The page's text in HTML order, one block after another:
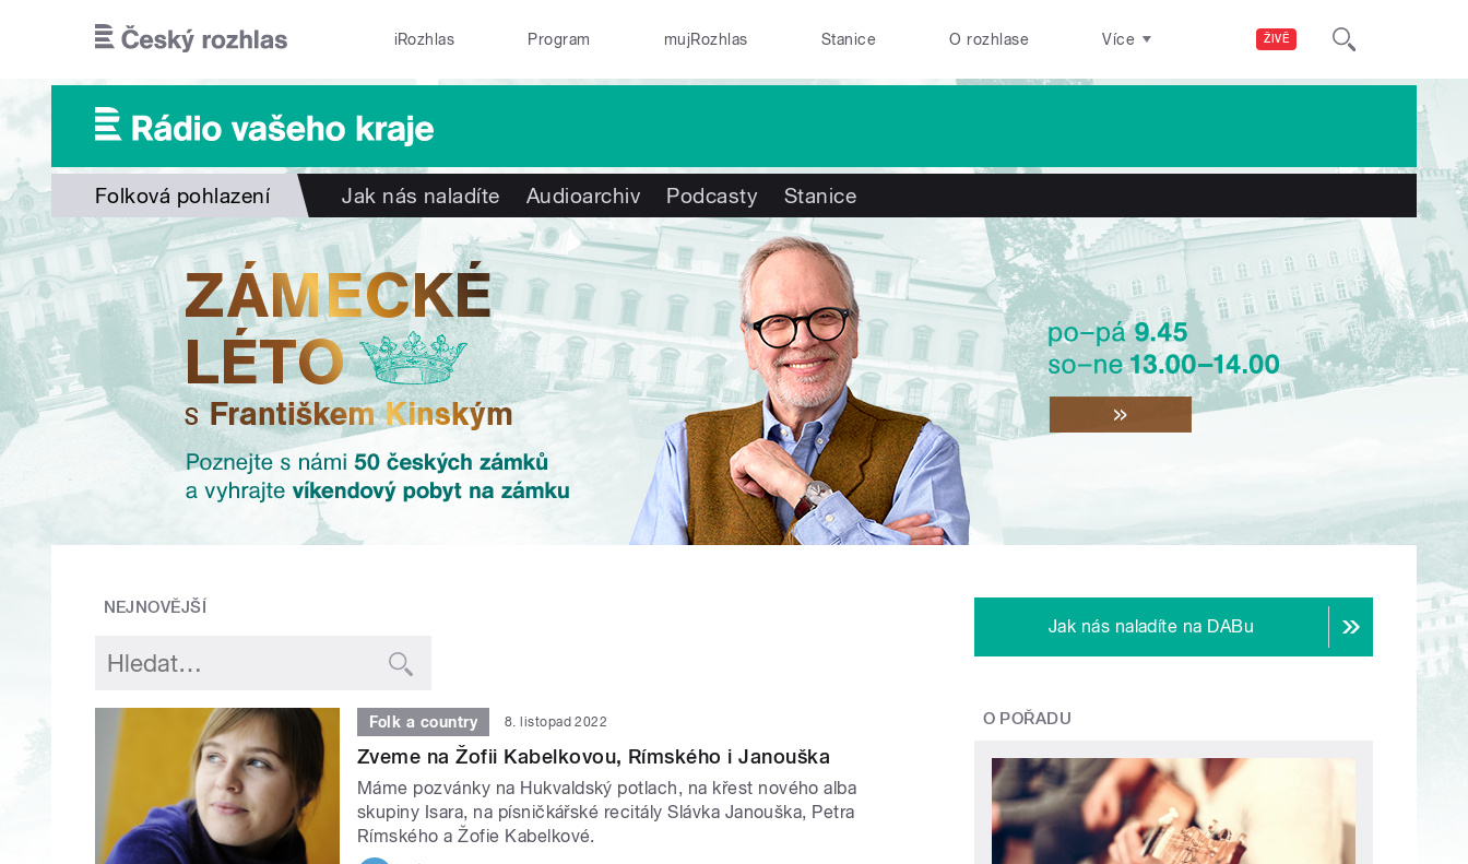
ŽIVĚ
iRozhlas Program mujRozhlas Stanice O rozhlase Více
Folková pohlazení Jak nás naladíte Audioarchiv Podcasty Stanice
NEJNOVĚJŠÍ
Folk a country 8. listopad 2022
Zveme na Žofii Kabelkovou, Rímského i Janouška
Máme pozvánky na Hukvaldský potlach, na křest nového alba
skupiny Isara, na písničkářské recitály Slávka Janouška, Petra
Rímského a Žofie Kabelkové.
Jak nás naladíte na DABu
O POŘADU